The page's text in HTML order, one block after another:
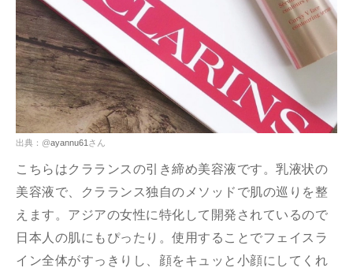
出典：@ayannu61 さん
こちらはクラランスの引き締め美容液です。乳液状の
美容液で、クラランス独自のメソッドで肌の巡りを整
えます。アジアの女性に特化して開発されているので
日本人の肌にもぴったり。使用することでフェイスラ
イン全体がすっきりし、顔をキュッと小顔にしてくれ